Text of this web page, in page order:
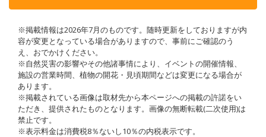
※掲載情報は2026年7月のものです。随時更新をしておりますが内
容が変更となっている場合がありますので、事前にご確認のう
え、おでかけください。
※自然災害の影響やその他諸事情により、イベントの開催情報、
施設の営業時間、植物の開花・見頃期間などは変更になる場合が
あります。
※掲載されている画像は取材先から本ページへの掲載の許諾をい
ただき、提供されたものとなります。画像の無断転載(二次使用)は
禁止です。
※表示料金は消費税8％ないし10％の内税表示です。